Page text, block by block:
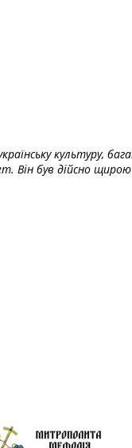
культуру,
Він був дійсно